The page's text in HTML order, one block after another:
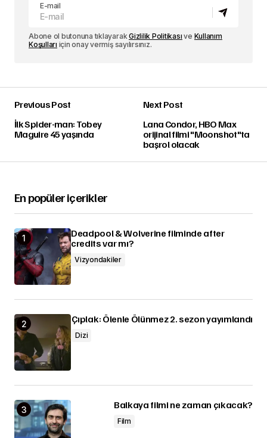
E-mail
Abone ol butonuna tıklayarakGizlilik Politikası ve Kullanım
Koşulları için onay vermiş sayılırsınız.
Previous Post
İlk Spider-man: Tobey
Maguire 45 yaşında
Next Post
Lana Condor, HBO Max
orijinal filmi "Moonshot"ta
başrol olacak
En popüler içerikler
Deadpool & Wolverine filminde after
credits var mı?
Vizyondakiler
Çıplak: Ölenle Ölünmez 2. sezon yayımlandı
Dizi
Balkaya filmi ne zaman çıkacak?
Film